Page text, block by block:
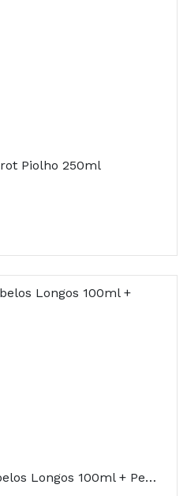
Piolho 250ml
Stop Piolhos Loção Cabelos Longos 100ml + Pente